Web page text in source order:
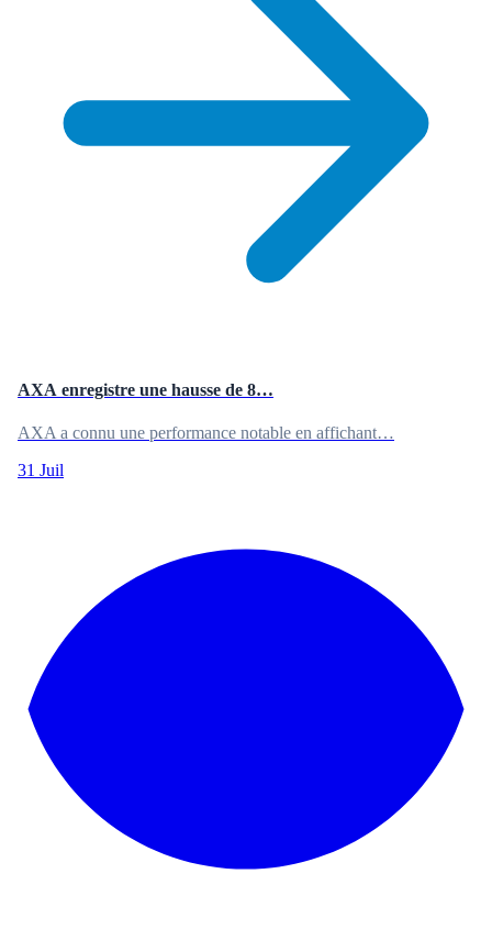
AXA enregistre une hausse de 8…
AXA a connu une performance notable en affichant…
31 Juil